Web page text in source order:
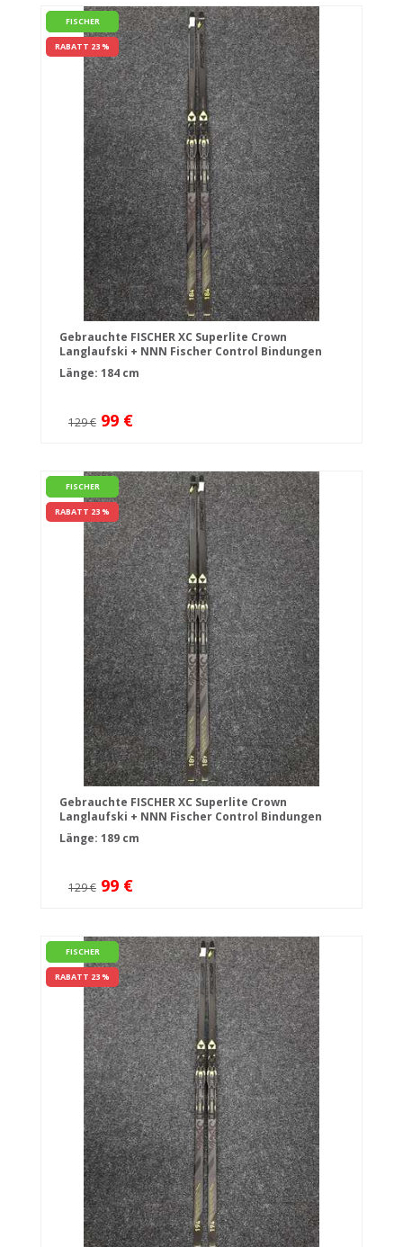
FISCHER
RABATT 23 %
Gebrauchte FISCHER XC Superlite Crown
Langlaufski + NNN Fischer Control Bindungen
Länge: 184 cm
129 € 99 €
FISCHER
RABATT 23 %
Gebrauchte FISCHER XC Superlite Crown
Langlaufski + NNN Fischer Control Bindungen
Länge: 189 cm
129 € 99 €
FISCHER
RABATT 23 %